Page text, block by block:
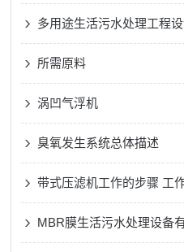
多用途生活污水处理工程
所需原料
涡凹气浮机
臭氧发生系统总体描述
带式压滤机工作的步骤 工
MBR膜生活污水处理设备